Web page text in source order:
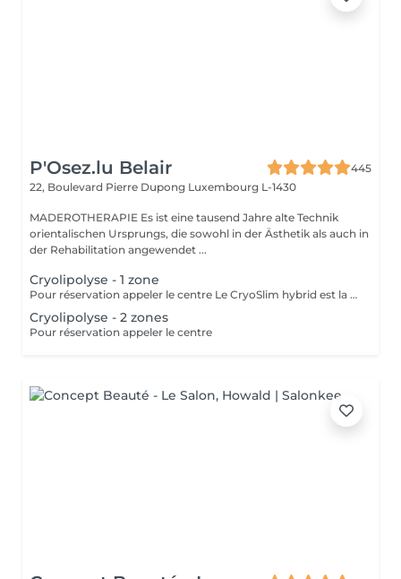
P'Osez.lu Belair
445
22, Boulevard Pierre Dupong Luxembourg L-1430
MADEROTHERAPIE Es ist eine tausend Jahre alte Technik
orientalischen Ursprungs, die sowohl in der Ästhetik als auch in
der Rehabilitation angewendet ...
Cryolipolyse - 1 zone
Pour réservation appeler le centre Le CryoSlim hybrid est la nouvelle génération de Cryolipolyse médicale (traitement des cellules de graisse par le froid). CryoSlim hybrid est le seul appareil d'amincissement à garantir les résultats minceur cliniquement supérieurs à la moyenne et exclusivement avec des températures de traitement saines et sans danger pour l'organisme. Ce traitement concerne les hommes et les femmes qui présentent une ou plusieurs zones localisées souvent résistantes aux efforts de régime et sport : ventre, poignées d'amour, culotte de cheval, intérieur des cuisses, genoux, bras, dos.
Cryolipolyse - 2 zones
Pour réservation appeler le centre